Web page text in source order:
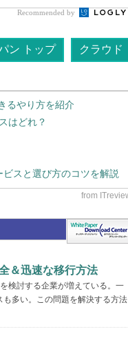
Recommended by
ン トップ クラウド
るやり方を紹介
はどれ？
ビスと選び方のコツを解説
＆迅速な移行方法
検討する企業が増えている。一
多い。この問題を解決する方法